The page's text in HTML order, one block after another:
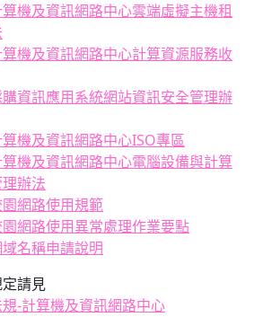
機及資訊網路中心雲端虛擬主機租
機及資訊網路中心計算資源服務收
資訊應用系統網站資訊安全管理辦
機及資訊網路中心ISO專區
機及資訊網路中心電腦設備與計算
辦法
網路使用規範
網路使用異常處理作業要點
名稱申請說明
請見
-計算機及資訊網路中心